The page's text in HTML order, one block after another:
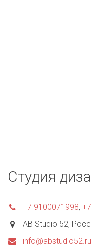
Студия
+7 9100071998,
AB Studio 52,
info@abstudio52.ru